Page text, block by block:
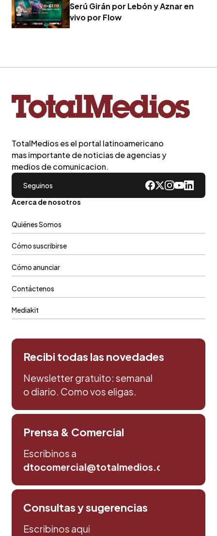
Serú Girán por Lebón y Aznar en
vivo por Flow
TotalMedios es el portal latinoamericano
mas importante de noticias de agencias y
medios de comunicacion.
Seguinos
Acerca de nosotros
Quiénes Somos
Cómo suscribirse
Cómo anunciar
Contáctenos
Mediakit
Recibi todas las novedades
Newsletter gratuito: semanal
o diario. Como vos eligas.
Prensa & Comercial
Escribinos a
dtocomercial@totalmedios.com
Consultas y sugerencias
Escribinos aqui